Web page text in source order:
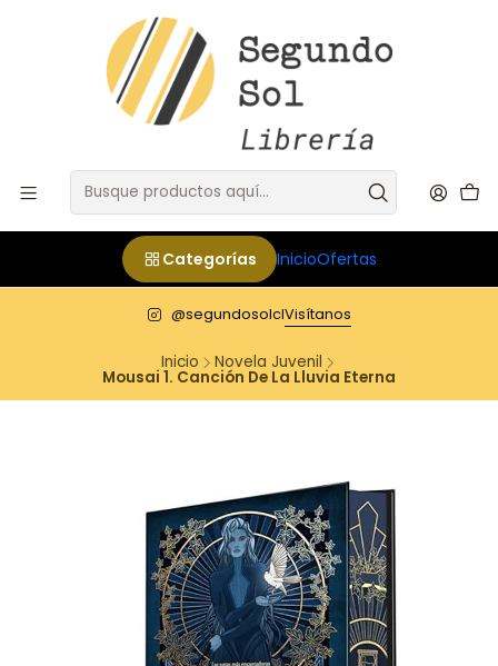
Categorías InicioOfertas
@segundosolclVisítanos
Inicio Novela Juvenil
Mousai 1. Canción De La Lluvia Eterna